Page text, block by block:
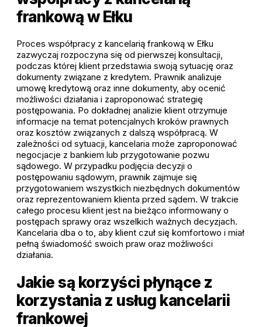
frankową w Ełku
Proces współpracy z kancelarią frankową w Ełku
zazwyczaj rozpoczyna się od pierwszej konsultacji,
podczas której klient przedstawia swoją sytuację oraz
dokumenty związane z kredytem. Prawnik analizuje
umowę kredytową oraz inne dokumenty, aby ocenić
możliwości działania i zaproponować strategię
postępowania. Po dokładnej analizie klient otrzymuje
informacje na temat potencjalnych kroków prawnych
oraz kosztów związanych z dalszą współpracą. W
zależności od sytuacji, kancelaria może zaproponować
negocjacje z bankiem lub przygotowanie pozwu
sądowego. W przypadku podjęcia decyzji o
postępowaniu sądowym, prawnik zajmuje się
przygotowaniem wszystkich niezbędnych dokumentów
oraz reprezentowaniem klienta przed sądem. W trakcie
całego procesu klient jest na bieżąco informowany o
postępach sprawy oraz wszelkich ważnych decyzjach.
Kancelaria dba o to, aby klient czuł się komfortowo i miał
pełną świadomość swoich praw oraz możliwości
działania.
Jakie są korzyści płynące z
korzystania z usług kancelarii
frankowej